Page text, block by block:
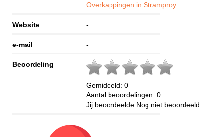
Overkappingen in Stramproy
Website -
e-mail -
Beoordeling
Gemiddeld: 0
Aantal beoordelingen: 0
Jij beoordeelde Nog niet beoordeeld